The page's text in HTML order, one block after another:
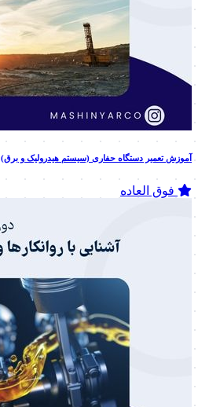
آموزش تعمیر دستگاه حفاری (سیستم هیدرولیک و برق)
فوق العاده